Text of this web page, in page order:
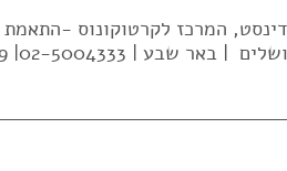
המרכז לקרטוקונוס -התאמת
שבע | 02-5004333| 052-637-2569 |